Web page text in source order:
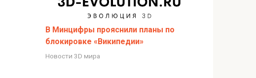
В Минцифры прояснили планы по
блокировке «Википедии»
Новости 3D мира